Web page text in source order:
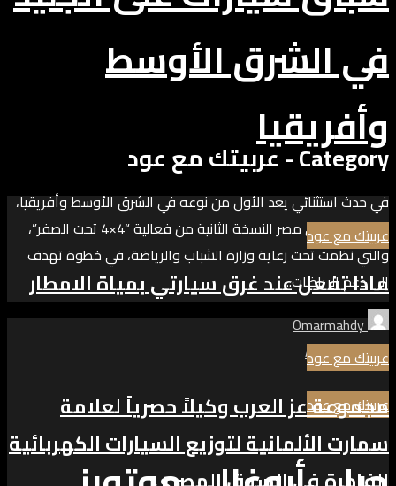
في الشرق الأوسط
وأفريقيا
في حدث استثنائي يعد الأول من نوعه في الشرق الأوسط وأفريقيا،
استضاف سكي مصر النسخة الثانية من فعالية “4×4 تحت الصفر”،
والتي نظمت تحت رعاية وزارة الشباب والرياضة، في خطوة تهدف
إلى دعم الرياضات...
Omarmahdy
Add comment
عربيتك مع عود
Category - عربيتك مع عود
عربيتك مع عود
ماذا تفعل عند غرق سيارتي بمياة الامطار
عربيتك مع عود
مجموعة عز العرب وكيلاً حصرياً لعلامة
سمارت الألمانية لتوزيع السيارات الكهربائية